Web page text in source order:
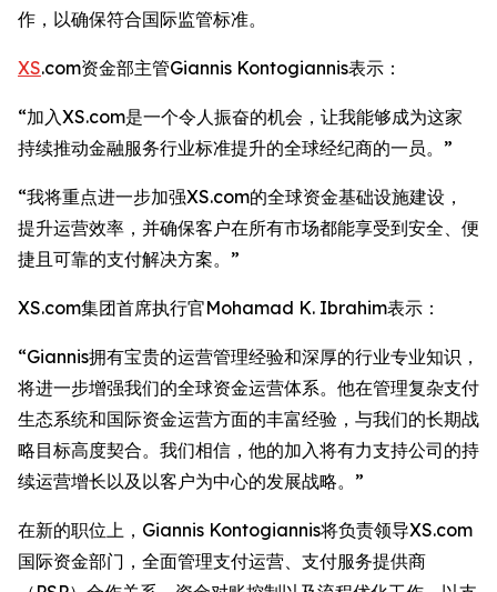
作，以确保符合国际监管标准。
XS.com资金部主管Giannis Kontogiannis表示：
“加入XS.com是一个令人振奋的机会，让我能够成为这家
持续推动金融服务行业标准提升的全球经纪商的一员。”
“我将重点进一步加强XS.com的全球资金基础设施建设，
提升运营效率，并确保客户在所有市场都能享受到安全、便
捷且可靠的支付解决方案。”
XS.com集团首席执行官Mohamad K. Ibrahim表示：
“Giannis拥有宝贵的运营管理经验和深厚的行业专业知识，
将进一步增强我们的全球资金运营体系。他在管理复杂支付
生态系统和国际资金运营方面的丰富经验，与我们的长期战
略目标高度契合。我们相信，他的加入将有力支持公司的持
续运营增长以及以客户为中心的发展战略。”
在新的职位上，Giannis Kontogiannis将负责领导XS.com
国际资金部门，全面管理支付运营、支付服务提供商